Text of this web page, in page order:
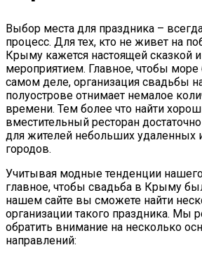
Выбор места для праздника –
процесс. Для тех, кто не живет на
Крыму кажется настоящей сказкой
мероприятием. Главное, чтобы
самом деле, организация свадьбы
полуострове отнимает немалое
времени. Тем более что найти
вместительный ресторан
для жителей небольших удаленных
городов.
Учитывая модные тенденции
главное, чтобы свадьба в Крыму
нашем сайте вы сможете найти
организации такого праздника. Мы
обратить внимание на несколько
направлений: